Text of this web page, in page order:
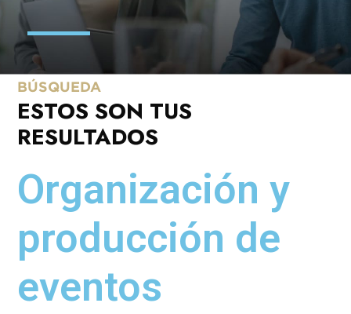
BÚSQUEDA
ESTOS SON TUS
RESULTADOS
Organización y
producción de
eventos